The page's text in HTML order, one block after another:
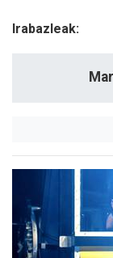
Irabazleak: